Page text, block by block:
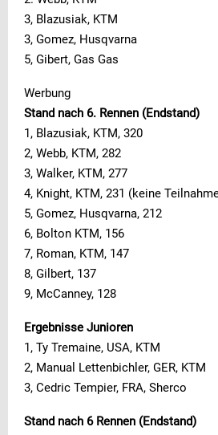
3, Blazusiak, KTM
3, Gomez, Husqvarna
5, Gibert, Gas Gas
Werbung
Stand nach 6. Rennen (Endstand)
1, Blazusiak, KTM, 320
2, Webb, KTM, 282
3, Walker, KTM, 277
4, Knight, KTM, 231 (keine
5, Gomez, Husqvarna, 212
6, Bolton KTM, 156
7, Roman, KTM, 147
8, Gilbert, 137
9, McCanney, 128
Ergebnisse Junioren
1, Ty Tremaine, USA, KTM
2, Manual Lettenbichler, GER, KTM
3, Cedric Tempier, FRA, Sherco
Stand nach 6 Rennen (Endstand)